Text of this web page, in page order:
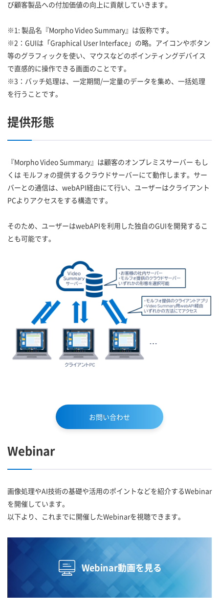
び顧客製品への付加価値の向上に貢献していきます。
※1: 製品名『Morpho Video Summary』は仮称です。
※2：GUIは「Graphical User Interface」の略。アイコンやボタン
等のグラフィックを使い、マウスなどのポインティングデバイス
で直感的に操作できる画面のことです。
※3：バッチ処理は、一定期間/一定量のデータを集め、一括処理
を行うことです。
提供形態
『Morpho Video Summary』は顧客のオンプレミスサーバー もし
くは モルフォの提供するクラウドサーバーにて動作します。サー
バーとの通信は、webAPI経由にて行い、ユーザーはクライアント
PCよりアクセスをする構造です。
そのため、ユーザーはwebAPIを利用した独自のGUIを開発するこ
とも可能です。
お問い合わせ
Webinar
画像処理やAI技術の基礎や活用のポイントなどを紹介するWebinar
を開催しています。
以下より、これまでに開催したWebinarを視聴できます。
Webinar動画を見る